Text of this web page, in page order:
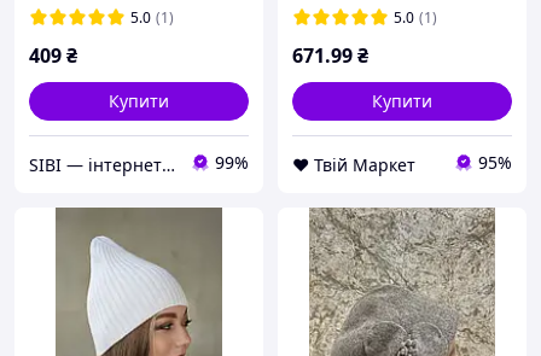
5.0 (1)
409₴
Купити
SIBI — інтернет-магазин товарів для дому: текстиль, одяг для всієї родини 99%
5.0 (1)
671.99₴
Купити
❤️ Твій Маркет 95%